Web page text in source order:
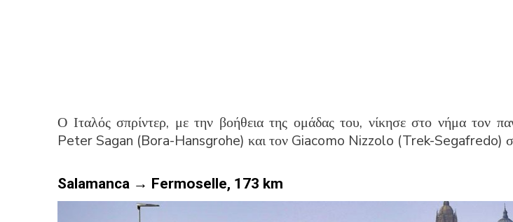
Ο Ιταλός σπρίντερ, με την βοήθεια της ομάδας του, νίκησε στο νήμα τον
Peter Sagan (Bora-Hansgrohe) και τον Giacomo Nizzolo (Trek-Segafredo)
Salamanca → Fermoselle, 173 km